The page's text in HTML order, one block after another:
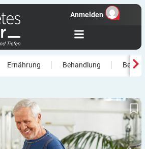
Anmelden
Ernährung Behandlung
Veränderungen positiv wahrnehmen